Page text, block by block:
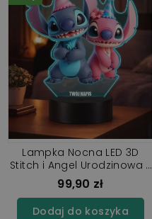
Lampka Nocna LED 3D
Stitch i Angel Urodzinowa z
Imieniem
99,90 zł
Dodaj do koszyka